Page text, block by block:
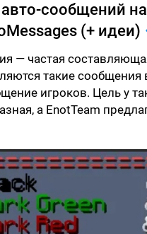
сообщений
(+ идеи)
— частая
такие сообщения
игроков. Цель у
а EnotTeam